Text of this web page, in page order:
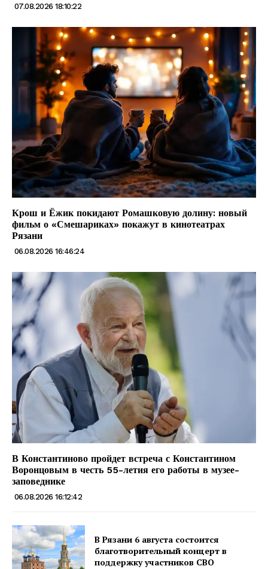
07.08.2026 18:10:22
Крош и Ёжик покидают Ромашковую долину: новый
фильм о «Смешариках» покажут в кинотеатрах
Рязани
06.08.2026 16:46:24
В Константиново пройдет встреча с Константином
Воронцовым в честь 55-летия его работы в музее-
заповеднике
06.08.2026 16:12:42
В Рязани 6 августа состоится
благотворительный концерт в
поддержку участников СВО